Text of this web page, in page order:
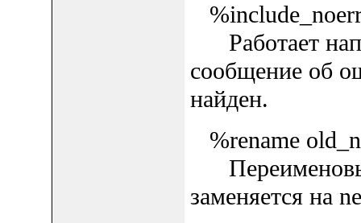
Работает
сообщение об
найден.
%rename
заменяется на